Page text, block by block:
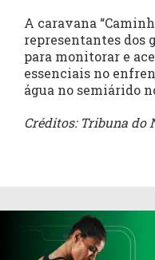
A caravana
representantes dos
para monitorar e
essenciais no
água no semiárido
Créditos: Tribuna do